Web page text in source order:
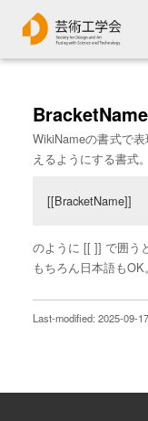
BracketName
WikiNameの書式で
えるようにする書式。
[[BracketName]]
のように [[ ]] で囲う
もちろん日本語もOK。
Last-modified: 2025-09-